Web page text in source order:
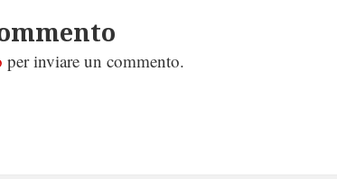
per inviare un commento.